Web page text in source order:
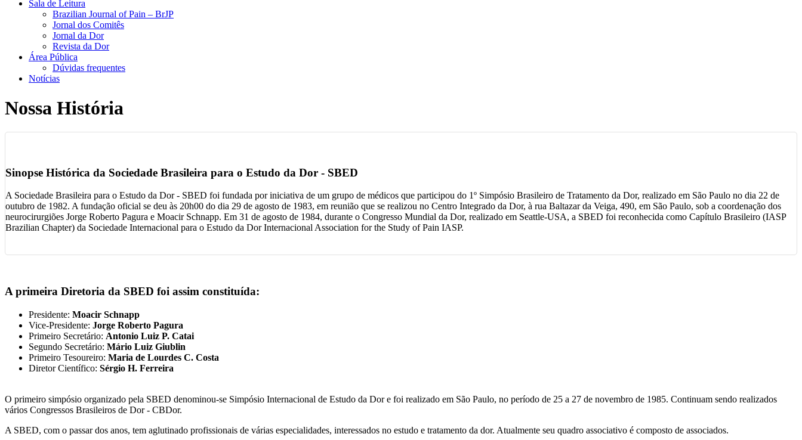
Sala de Leitura
Brazilian Journal of Pain – BrJP
Jornal dos Comitês
Jornal da Dor
Revista da Dor
Área Pública
Dúvidas frequentes
Notícias
Nossa História
Sinopse Histórica da Sociedade Brasileira para o Estudo da Dor - SBED
A Sociedade Brasileira para o Estudo da Dor - SBED foi fundada por iniciativa de um grupo de médicos que participou do 1º Simpósio Brasileiro de Tratamento da Dor, realizado em São Paulo no dia 22 de
outubro de 1982. A fundação oficial se deu às 20h00 do dia 29 de agosto de 1983, em reunião que se realizou no Centro Integrado da Dor, à rua Baltazar da Veiga, 490, em São Paulo, sob a coordenação dos
neurocirurgiões Jorge Roberto Pagura e Moacir Schnapp. Em 31 de agosto de 1984, durante o Congresso Mundial da Dor, realizado em Seattle-USA, a SBED foi reconhecida como Capítulo Brasileiro (IASP
Brazilian Chapter) da Sociedade Internacional para o Estudo da Dor Internacional Association for the Study of Pain IASP.
A primeira Diretoria da SBED foi assim constituída:
Presidente: Moacir Schnapp
Vice-Presidente: Jorge Roberto Pagura
Primeiro Secretário: Antonio Luiz P. Catai
Segundo Secretário: Mário Luiz Giublin
Primeiro Tesoureiro: Maria de Lourdes C. Costa
Diretor Científico: Sérgio H. Ferreira
O primeiro simpósio organizado pela SBED denominou-se Simpósio Internacional de Estudo da Dor e foi realizado em São Paulo, no período de 25 a 27 de novembro de 1985. Continuam sendo realizados
vários Congressos Brasileiros de Dor - CBDor.
A SBED, com o passar dos anos, tem aglutinado profissionais de várias especialidades, interessados no estudo e tratamento da dor. Atualmente seu quadro associativo é composto de associados.